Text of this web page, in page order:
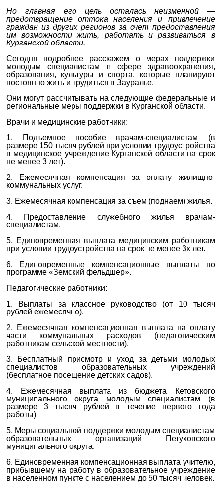
Но главная его цель осталась неизменной —
предотвращение оттока населения и привлечение
граждан из других регионов за счет предоставления
им возможности жить, работать и развиваться в
Курганской области.
Сегодня подробнее расскажем о мерах поддержки
молодым специалистам в сфере здравоохранения,
образования, культуры и спорта, которые планируют
постоянно жить и трудиться в Зауралье.
Они могут рассчитывать на следующие федеральные и
региональные меры поддержки в Курганской области.
Врачи и медицинские работники:
1. Подъемное пособие врачам-специалистам (в
размере 150 тысяч рублей при условии трудоустройства
в медицинское учреждение Курганской области на срок
не менее 3 лет).
2. Ежемесячная компенсация за оплату жилищно-
коммунальных услуг.
3. Ежемесячная компенсация за съем (поднаем) жилья.
4. Предоставление служебного жилья врачам-
специалистам.
5. Единовременная выплата медицинским работникам
при условии трудоустройства на срок не менее 3х лет.
6. Единовременные компенсационные выплаты по
программе «Земский фельдшер».
Педагогические работники:
1. Выплаты за классное руководство (от 10 тысяч
рублей ежемесячно).
2. Ежемесячная компенсационная выплата на оплату
части коммунальных расходов (педагогическим
работникам сельской местности).
3. Бесплатный присмотр и уход за детьми молодых
специалистов образовательных учреждений
(бесплатное посещение детских садов).
4. Ежемесячная выплата из бюджета Кетовского
муниципального округа молодым специалистам (в
размере 3 тысяч рублей в течение первого года
работы).
5. Меры социальной поддержки молодым специалистам
образовательных организаций Петуховского
муниципального округа.
6. Единовременная компенсационная выплата учителю,
прибывшему на работу в образовательное учреждение
в населенном пункте с населением до 50 тысяч человек.